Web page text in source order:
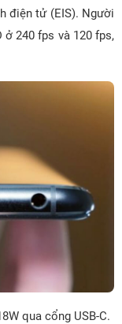
điện tử (EIS). Người
240 fps và 120 fps,
qua cổng USB-C.